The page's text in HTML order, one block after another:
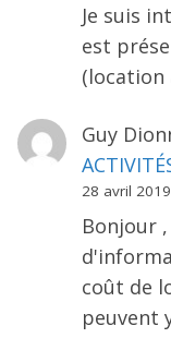
Je suis
est
Guy
28 avril 2019
Bonjour
coût de
peuvent